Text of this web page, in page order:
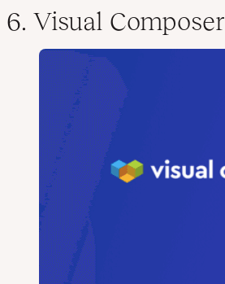
6. Visual Composer